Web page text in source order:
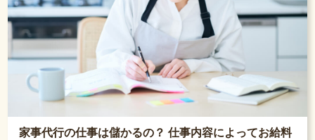
家事代行の仕事は儲かるの？ 仕事内容によってお給料